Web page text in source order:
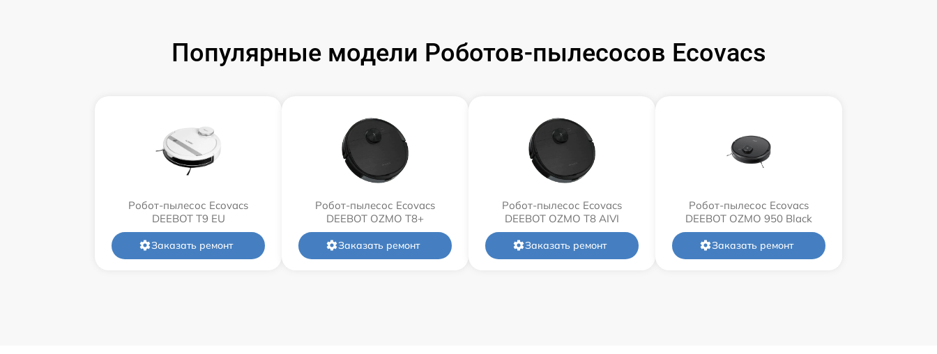
Популярные модели Роботов-пылесосов Ecovacs
Робот-пылесос Ecovacs
DEEBOT T9 EU
Заказать ремонт
Робот-пылесос Ecovacs
DEEBOT OZMO T8+
Заказать ремонт
Робот-пылесос Ecovacs
DEEBOT OZMO T8 AIVI
Заказать ремонт
Робот-пылесос Ecovacs
DEEBOT OZMO 950 Black
Заказать ремонт